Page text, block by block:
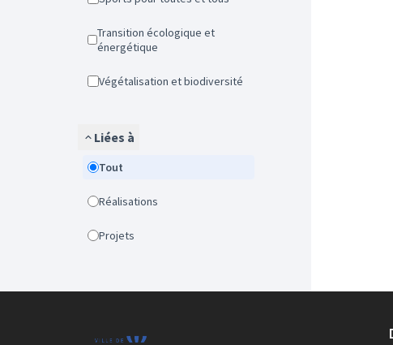
Transition écologique et
énergétique
Végétalisation et biodiversité
Liées à
Tout
Réalisations
Projets